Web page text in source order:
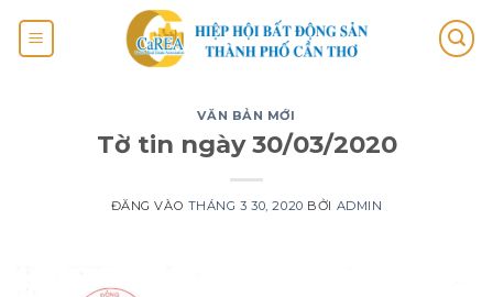
VĂN BẢN MỚI
Tờ tin ngày 30/03/2020
ĐĂNG VÀO THÁNG 3 30, 2020 BỞI ADMIN